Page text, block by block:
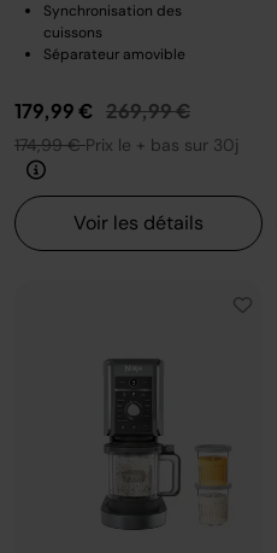
Synchronisation des
cuissons
Séparateur amovible
179,99 € Prix réduit de
269,99 €au
174,99 €Prix le + bas sur 30j
Voir les détails